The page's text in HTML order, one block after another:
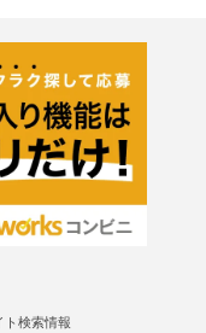
ト検索情報